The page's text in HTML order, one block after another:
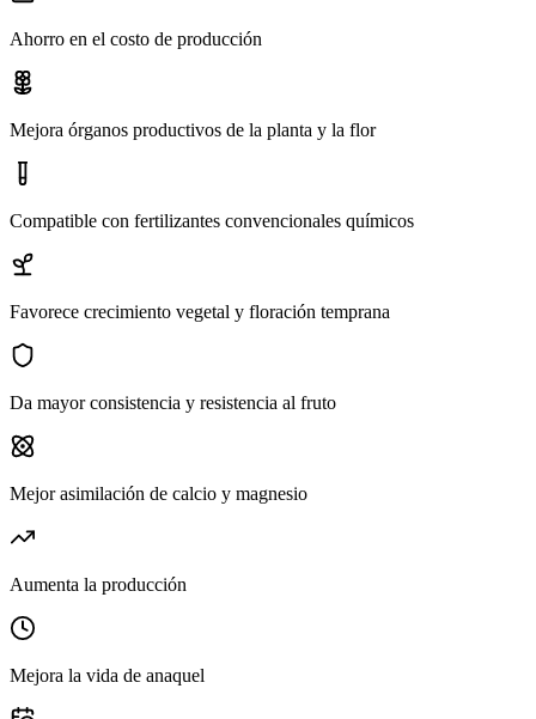
Ahorro en el costo de producción
Mejora órganos productivos de la planta y la flor
Compatible con fertilizantes convencionales químicos
Favorece crecimiento vegetal y floración temprana
Da mayor consistencia y resistencia al fruto
Mejor asimilación de calcio y magnesio
Aumenta la producción
Mejora la vida de anaquel